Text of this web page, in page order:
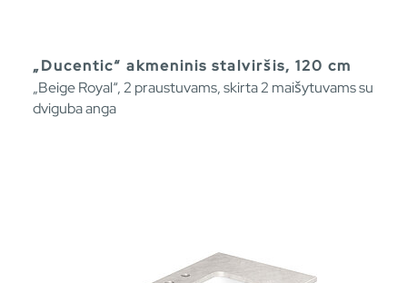
„Ducentic“ akmeninis stalviršis, 120 cm
„Beige Royal“, 2 praustuvams, skirta 2 maišytuvams su
dviguba anga